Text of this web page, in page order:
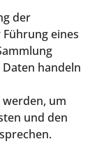
der
eines
handeln
um
und den